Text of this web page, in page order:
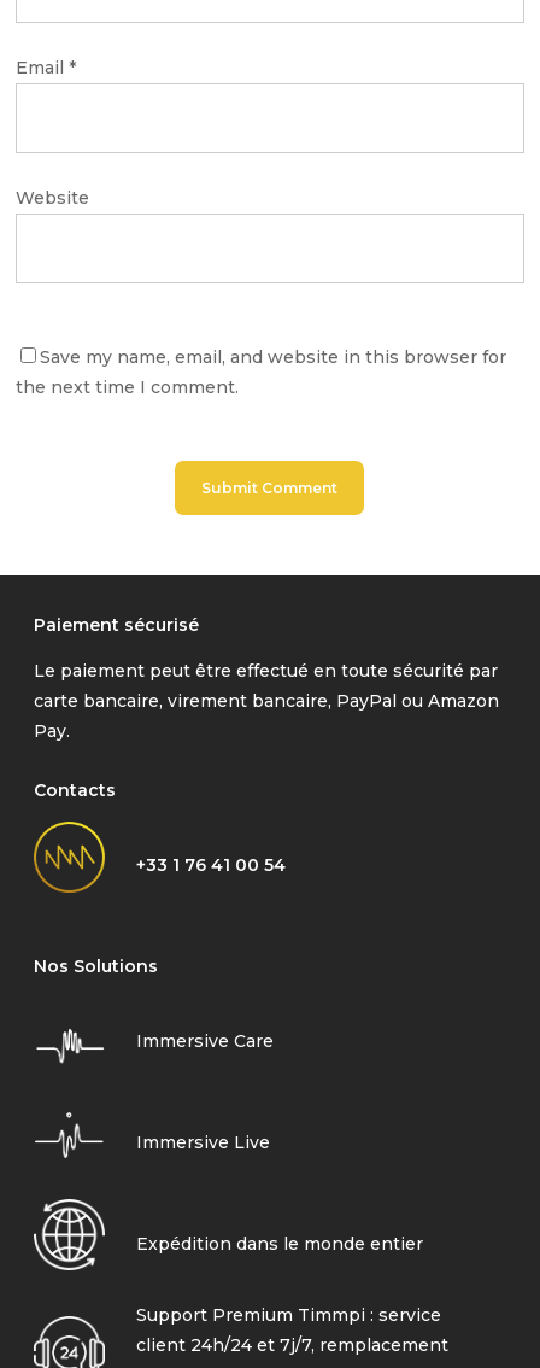
Email*
Website
Save my name, email, and website in this browser for
the next time I comment.
Paiement sécurisé
Le paiement peut être effectué en toute sécurité par
carte bancaire, virement bancaire, PayPal ou Amazon
Pay.
Contacts
+33 1 76 41 00 54
Nos Solutions
Immersive Care
Immersive Live
Expédition dans le monde entier
Support Premium Timmpi : service
client 24h/24 et 7j/7, remplacement